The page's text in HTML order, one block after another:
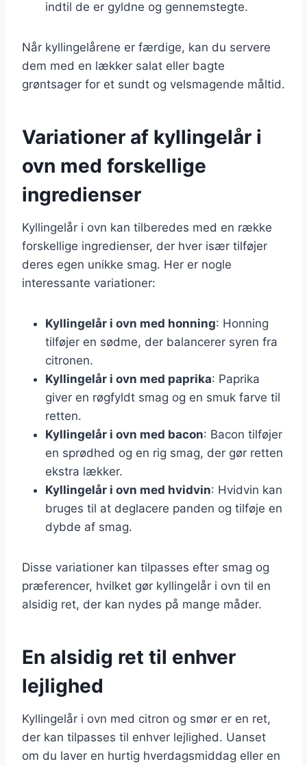
indtil de er gyldne og gennemstegte.
Når kyllingelårene er færdige, kan du servere
dem med en lækker salat eller bagte
grøntsager for et sundt og velsmagende måltid.
Variationer af kyllingelår i
ovn med forskellige
ingredienser
Kyllingelår i ovn kan tilberedes med en række
forskellige ingredienser, der hver især tilføjer
deres egen unikke smag. Her er nogle
interessante variationer:
Kyllingelår i ovn med honning: Honning
tilføjer en sødme, der balancerer syren fra
citronen.
Kyllingelår i ovn med paprika: Paprika
giver en røgfyldt smag og en smuk farve til
retten.
Kyllingelår i ovn med bacon: Bacon tilføjer
en sprødhed og en rig smag, der gør retten
ekstra lækker.
Kyllingelår i ovn med hvidvin: Hvidvin kan
bruges til at deglacere panden og tilføje en
dybde af smag.
Disse variationer kan tilpasses efter smag og
præferencer, hvilket gør kyllingelår i ovn til en
alsidig ret, der kan nydes på mange måder.
En alsidig ret til enhver
lejlighed
Kyllingelår i ovn med citron og smør er en ret,
der kan tilpasses til enhver lejlighed. Uanset
om du laver en hurtig hverdagsmiddag eller en